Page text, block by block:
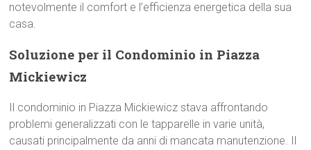
notevolmente il comfort e l’efficienza energetica della sua
casa.
Soluzione per il Condominio in Piazza
Mickiewicz
Il condominio in Piazza Mickiewicz stava affrontando
problemi generalizzati con le tapparelle in varie unità,
causati principalmente da anni di mancata manutenzione. Il